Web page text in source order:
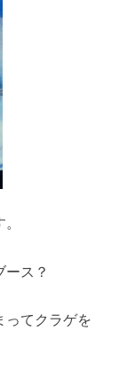
ス？
ってクラゲを